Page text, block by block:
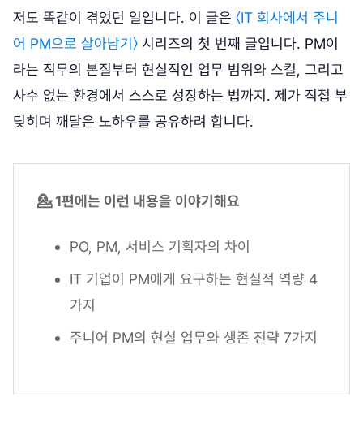
저도 똑같이 겪었던 일입니다. 이 글은 〈IT 회사에서 주니
어 PM으로 살아남기〉 시리즈의 첫 번째 글입니다. PM이
라는 직무의 본질부터 현실적인 업무 범위와 스킬, 그리고
사수 없는 환경에서 스스로 성장하는 법까지. 제가 직접 부
딪히며 깨달은 노하우를 공유하려 합니다.
💁 1편에는 이런 내용을 이야기해요
PO, PM, 서비스 기획자의 차이
IT 기업이 PM에게 요구하는 현실적 역량 4
가지
주니어 PM의 현실 업무와 생존 전략 7가지